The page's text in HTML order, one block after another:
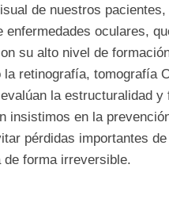
de nuestros
oculares,
su alto nivel de
retinografía, tomografía
la estructuralidad y
insistimos en la
pérdidas importantes
forma irreversible.